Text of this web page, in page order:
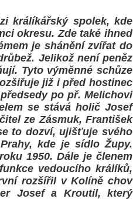
králíkářský spolek, kde
okresu. Zde také ihned
je shánění zvířat do
Jelikož není peněz
Tyto výměnné schůze
již i před hostinec
po př. Melichovi
se stává holič Josef
ze Zásmuk, František
to dozví, ujišťuje svého
kde je sídlo Župy.
1950. Dále je členem
vedoucího králíků,
rozšířil v Kolíně chov
Josef a Kroutil, který